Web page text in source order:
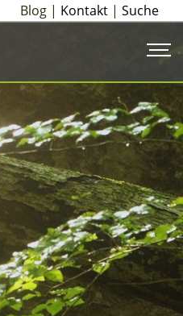
Suche
Kontakt |
Blog |